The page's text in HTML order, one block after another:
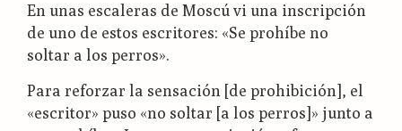
En unas escaleras de Moscú vi una inscripción
de uno de estos escritores: «Se prohíbe no
soltar a los perros».
Para reforzar la sensación [de prohibición], el
«escritor» puso «no soltar [a los perros]» junto a